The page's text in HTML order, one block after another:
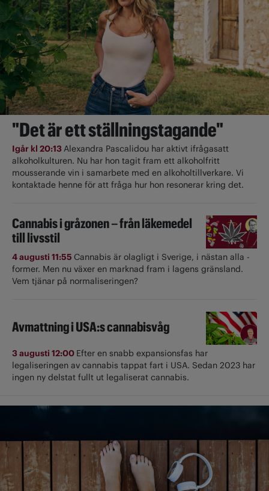
"Det är ett ställningstagande"
Igår kl 20:13Alexandra Pascalidou har aktivt ifrågasatt
alkoholkulturen. Nu har hon tagit fram ett alkoholfritt
mousserande vin i samarbete med en alkoholtillverkare. Vi
kontaktade henne för att fråga hur hon resonerar kring det.
Cannabis i gråzonen – från läkemedel
till livsstil
4 augusti 11:55 Cannabis är olagligt i ­Sverige, i nästan alla ­
former. Men nu växer en marknad fram i lagens gränsland.
Vem tjänar på normaliseringen?
Avmattning i USA:s cannabisvåg
3 augusti 12:00 Efter en snabb expansionsfas har
legaliseringen av cannabis tappat fart i USA. Sedan 2023 har
ingen ny delstat fullt ut ­legaliserat cannabis.